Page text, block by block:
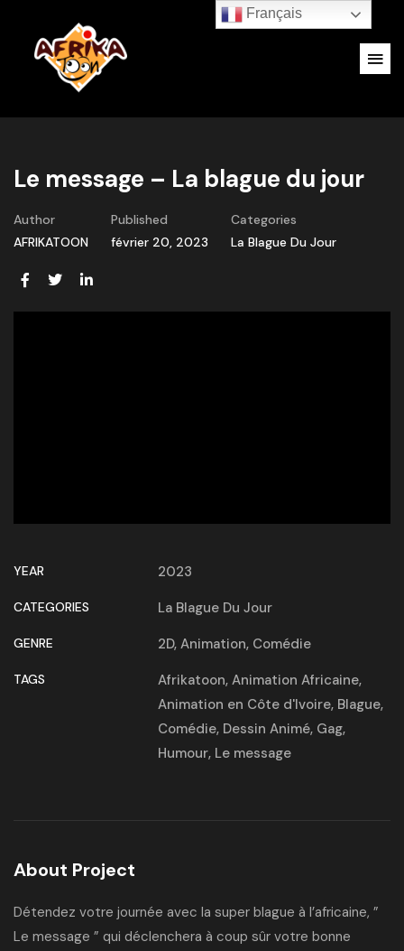
Le message – La blague du jour
Author
AFRIKATOON
Published
février 20, 2023
Categories
La Blague Du Jour
YEAR 2023
CATEGORIES La Blague Du Jour
GENRE 2D, Animation, Comédie
TAGS Afrikatoon, Animation Africaine,
Animation en Côte d'Ivoire, Blague,
Comédie, Dessin Animé, Gag,
Humour, Le message
About Project
Détendez votre journée avec la super blague à l’africaine, ”
Le message ” qui déclenchera à coup sûr votre bonne
Français